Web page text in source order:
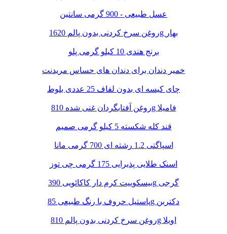
عسل طبیعی - 900 گرمی سانتین
روغن سرخ کردنی بدون پالم 1620g بهار
برنج هندی 10 کیلو گرمی پلو
خمیر دندان برای دندان های حساس مریدنت
چای کیسه ای بدون لفاف 25 عددی بلوط
روغن آفتابگردان غنی شده 810g فامیلا
قند کله شکسته 5 کیلو گرمی صمیم
اسپاگتی 1.2 رشته ای 700 گرمی مانا
اسنک طلایی پذیرایی 175 گرمی چی توز
بیسکوییت کرم دار کاکائویی 390g گرجی
پاستیل حروف با رنگ طبیعی 85g دکتربن
روغن سرخ کردنی بدون پالم 810g اویلا